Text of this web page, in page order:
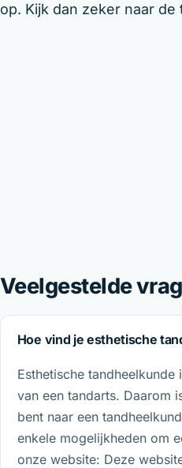
op. Kijk dan zeker naar
Veelgestelde
Hoe vind je esthetische
Esthetische
van een tandarts. Daarom
bent naar een
enkele mogelijkheden om
onze website: Deze